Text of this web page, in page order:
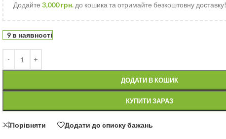
Додайте 3,000грн.до кошика та отримайте безкоштовну доставку!
9 в наявності
ДОДАТИ В КОШИК
КУПИТИ ЗАРАЗ
Порівняти Додати до списку бажань